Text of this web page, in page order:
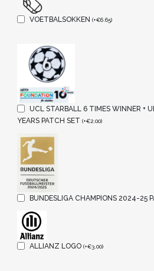
VOETBALSOKKEN (+€6.65)
UCL STARBALL 6 TIMES WINNER +
YEARS PATCH SET (+€2.00)
BUNDESLIGA CHAMPIONS 2024-25
ALLIANZ LOGO (+€3.00)